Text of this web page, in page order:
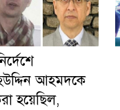
আহমদকে
হয়েছিল,